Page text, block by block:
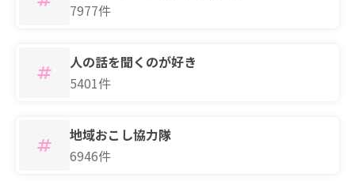
7977件
人の話を聞くのが好き
5401件
地域おこし協力隊
6946件